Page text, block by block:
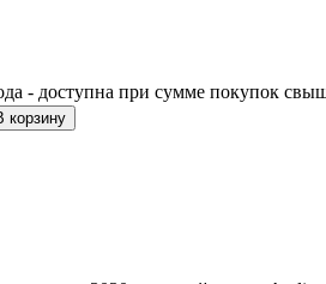
- доступна при сумме покупок